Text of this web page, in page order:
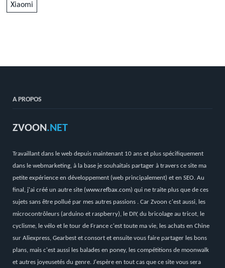
Xiaomi
A PROPOS
ZVOON.NET
Travaillant dans le web depuis maintenant 10 ans et plus spécifiquement
dans le webmarketing, à la base je souhaitais partager à travers ce site ma
petite expérience en développement (web principalement) et en SEO. Au
final, j'ai créé un autre site (www.refbax.com) qui ne traite plus que de ces
sujets sans être pollué par mes autres passions . Car Zvoon c'est aussi, les
microcontrôleurs (arduino et raspberry), le DIY, du bricolage au tricot, le
cyclisme, le vélo et le tour de France c'est toute ma vie, les achats en Chine
sur Aliexpress, Gearbest et consort et ensuite vous faire partager les bons
plans, mais c'est aussi les balades en poney, les compétitions de moonwalk
et autres joyeusetés du genre. J'espère en tout cas que ce site vous sera